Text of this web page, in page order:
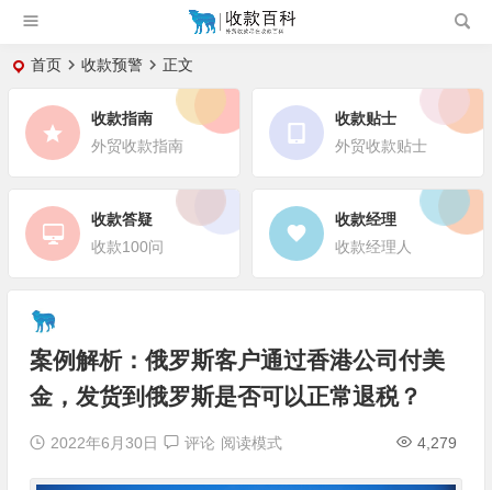
首页 收款预警 正文
收款指南
外贸收款指南
收款贴士
外贸收款贴士
收款答疑
收款100问
收款经理
收款经理人
案例解析：俄罗斯客户通过香港公司付美
金，发货到俄罗斯是否可以正常退税？
2022年6月30日 评论 4,279
阅读模式